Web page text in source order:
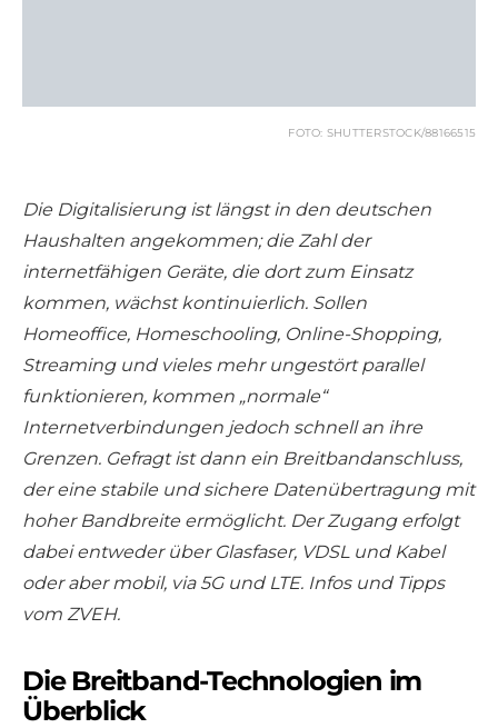
FOTO: SHUTTERSTOCK/88166515
Die Digitalisierung ist längst in den deutschen
Haushalten angekommen; die Zahl der
internetfähigen Geräte, die dort zum Einsatz
kommen, wächst kontinuierlich. Sollen
Homeoffice, Homeschooling, Online-Shopping,
Streaming und vieles mehr ungestört parallel
funktionieren, kommen „normale“
Internetverbindungen jedoch schnell an ihre
Grenzen. Gefragt ist dann ein Breitbandanschluss,
der eine stabile und sichere Datenübertragung mit
hoher Bandbreite ermöglicht. Der Zugang erfolgt
dabei entweder über Glasfaser, VDSL und Kabel
oder aber mobil, via 5G und LTE. Infos und Tipps
vom ZVEH.
Die Breitband-Technologien im
Überblick